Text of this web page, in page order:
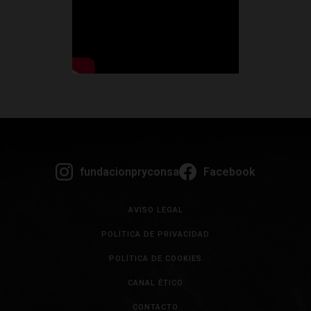
fundacionpryconsa Facebook
AVISO LEGAL
POLÍTICA DE PRIVACIDAD
POLÍTICA DE COOKIES
CANAL ÉTICO
CONTACTO